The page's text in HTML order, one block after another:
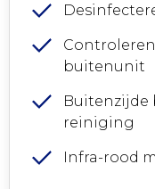
buitenunit
reiniging
Infra-rood